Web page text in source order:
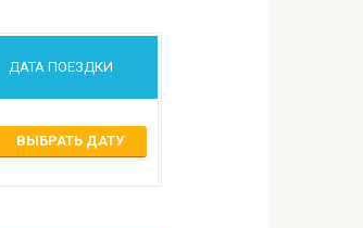
ДАТА ПОЕЗДКИ
ВЫБРАТЬ ДАТУ